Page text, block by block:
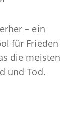
– ein
für Frieden
die meisten
und Tod.